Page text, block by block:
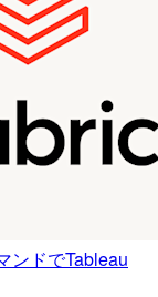
ンドでTableau